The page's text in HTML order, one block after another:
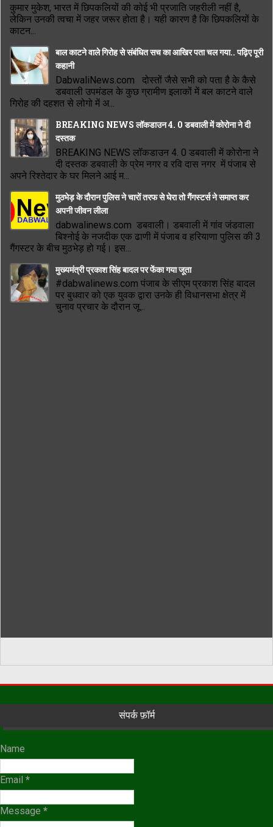
कुमार मुकेश, भारत में छिपकलियों की कोई भी प्रजाति जहरीली नहीं है,
लेकिन उनकी त्वचा में जहर जरूर होता है। यही कारण है कि छिपकलियों के
काटन...
बाल काटने वाले गिरोह से संबंधित सच का आखिर पता चल गया.. पढ़िए पूरी
कहानी
DabwaliNews.com दोस्तों जैसे सभी को पता है के कैसे
डबवाली उपमंडल के कुछ ग्रामीण इलाकों में बल काटने वाले
गिरोह की दहशत से लोगो में अ...
BREAKING NEWS लॉकडाउन 4. 0 डबवाली में कोरोना ने दी
दस्तक
BREAKING NEWS लॉकडाउन 4. 0 डबवाली में कोरोना ने
दी दस्तक डबवाली के प्रेम नगर व रवि दास नगर में पंजाब से
अपने रिश्तेदार के घर मिलने आई म...
मुठभेड़ के दौरान पुलिस ने चारों तरफ से घेरा तो गैंगस्टर्स ने समाप्त कर
अपनी जीवन लीला
dabwalinews.com डबवाली। डबवाली में गांव जंडवाला
बिश्नोई के नजदीक एक ढाणी में पंजाब व हरियाणा पुलिस की 3
गैंगस्टर के बीच मुठभेड़ हो गई। इस...
मुख्यमंत्री प्रकाश सिंह बादल पर फेंका गया जूता
#dabwalinews.com पंजाब के सीएम प्रकाश सिंह बादल
पर बुधवार को एक युवक द्वारा उनके ही विधानसभा क्षेत्र में
चुनाव प्रचार के दौरान जू...
संपर्क फ़ॉर्म
Name
Email *
Message *